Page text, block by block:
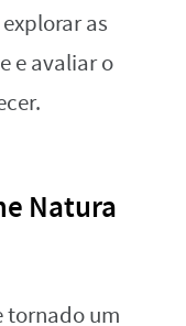
as
e avaliar o
Natura
tornado um